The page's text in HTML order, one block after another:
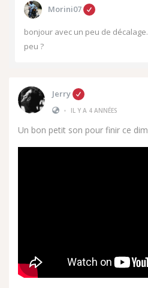
Morini07
bonjour avec un peu de
peu ?
Jerry
•
IL Y A 4 ANNÉES
Un bon petit son pour finir ce